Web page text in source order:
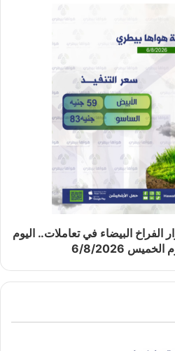
الفراخ البيضاء في تعاملات.. اليوم
6/8/2026